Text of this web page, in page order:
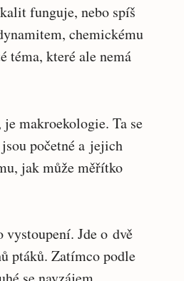
funguje, nebo spíš
chemickému
téma, které ale nemá
makroekologie. Ta se
početné a jejich
jak může měřítko
Jde o dvě
ptáků. Zatímco podle